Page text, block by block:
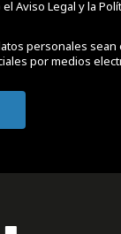
el Aviso Legal y la
personales sean
por medios